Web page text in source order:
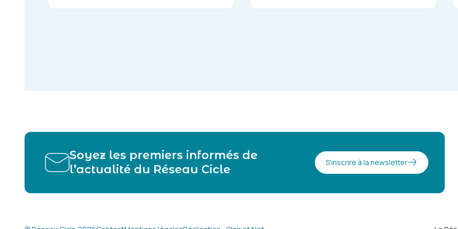
Soyez les premiers informés de
l’actualité du Réseau Cicle
S'inscrire à la newsletter